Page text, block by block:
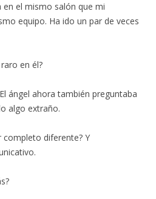
en el mismo salón que mi
equipo. Ha ido un par de veces
en él?
ángel ahora también preguntaba
algo extraño.
diferente? Y